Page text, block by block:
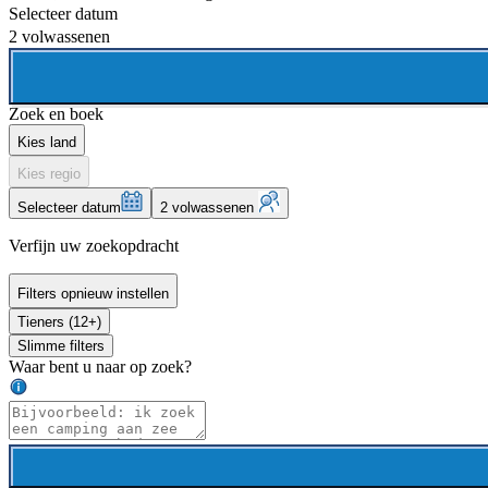
Selecteer datum
2 volwassenen
Zoek en boek
Kies land
Kies regio
Selecteer datum 2 volwassenen
Verfijn uw zoekopdracht
Filters opnieuw instellen
Tieners (12+)
Slimme filters
Waar bent u naar op zoek?